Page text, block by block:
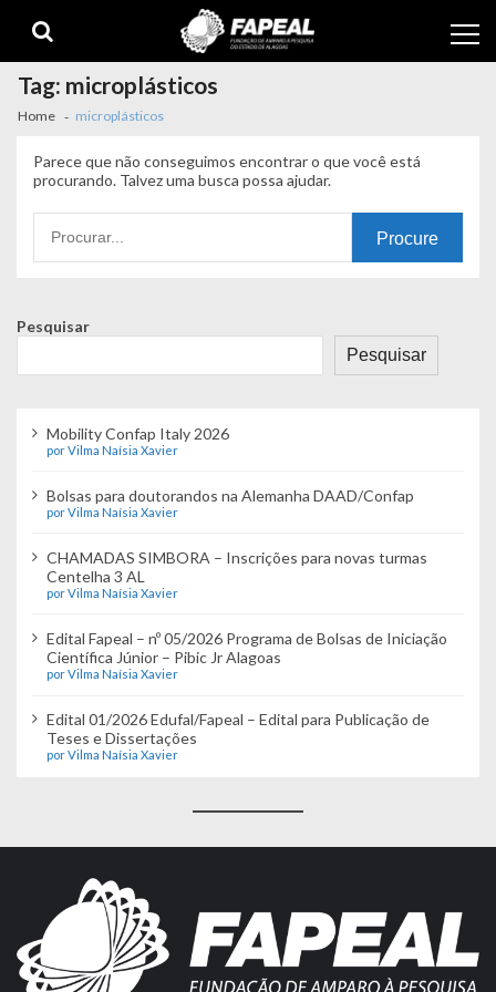
navigation
content
Tag: microplásticos
Home microplásticos
Parece que não conseguimos encontrar o que você está
procurando. Talvez uma busca possa ajudar.
por:
Pesquisar
Pesquisar
Mobility Confap Italy 2026
por Vilma Naísia Xavier
Bolsas para doutorandos na Alemanha DAAD/Confap
por Vilma Naísia Xavier
CHAMADAS SIMBORA – Inscrições para novas turmas
Centelha 3 AL
por Vilma Naísia Xavier
Edital Fapeal – nº 05/2026 Programa de Bolsas de Iniciação
Científica Júnior – Pibic Jr Alagoas
por Vilma Naísia Xavier
Edital 01/2026 Edufal/Fapeal – Edital para Publicação de
Teses e Dissertações
por Vilma Naísia Xavier